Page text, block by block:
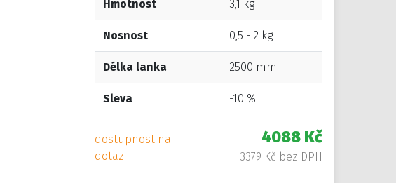
Hmotnost 3,1 kg
Nosnost 0,5 - 2 kg
Délka lanka 2500 mm
Sleva -10 %
dostupnost na
dotaz
4088 Kč
3379 Kč bez DPH